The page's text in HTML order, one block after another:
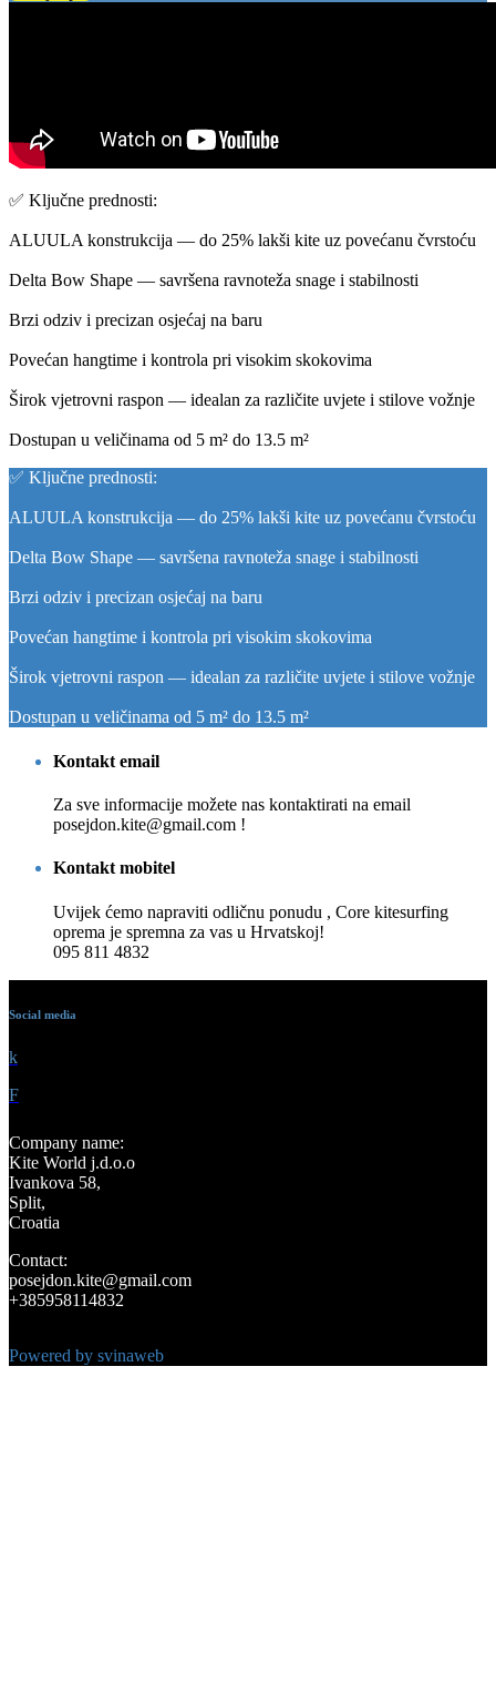
✅ Ključne prednosti:
ALUULA konstrukcija — do 25% lakši kite uz povećanu čvrstoću
Delta Bow Shape — savršena ravnoteža snage i stabilnosti
Brzi odziv i precizan osjećaj na baru
Povećan hangtime i kontrola pri visokim skokovima
Širok vjetrovni raspon — idealan za različite uvjete i stilove vožnje
Dostupan u veličinama od 5 m² do 13.5 m²
✅ Ključne prednosti:
ALUULA konstrukcija — do 25% lakši kite uz povećanu čvrstoću
Delta Bow Shape — savršena ravnoteža snage i stabilnosti
Brzi odziv i precizan osjećaj na baru
Povećan hangtime i kontrola pri visokim skokovima
Širok vjetrovni raspon — idealan za različite uvjete i stilove vožnje
Dostupan u veličinama od 5 m² do 13.5 m²
Kontakt email
Za sve informacije možete nas kontaktirati na email
posejdon.kite@gmail.com !
Kontakt mobitel
Uvijek ćemo napraviti odličnu ponudu , Core kitesurfing
oprema je spremna za vas u Hrvatskoj!
095 811 4832
Social media
k
F
Company name:
Kite World j.d.o.o
Ivankova 58,
Split,
Croatia
Contact:
posejdon.kite@gmail.com
+385958114832
Powered by svinaweb